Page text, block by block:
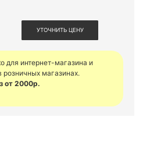
УТОЧНИТЬ ЦЕНУ
для интернет-магазина и
розничных магазинах.
от 2000р.